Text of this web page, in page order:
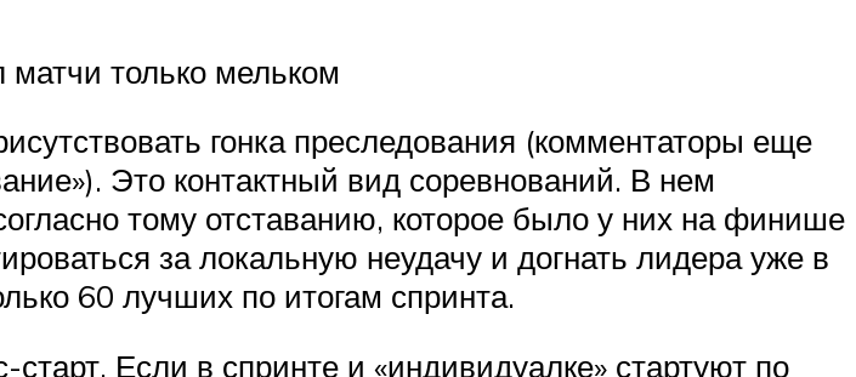
матчи только мельком
гонка преследования (комментаторы еще
Это контактный вид соревнований. В нем
тому отставанию, которое было у них на финише
за локальную неудачу и догнать лидера уже в
60 лучших по итогам спринта.
Если в спринте и «индивидуалке» стартуют по